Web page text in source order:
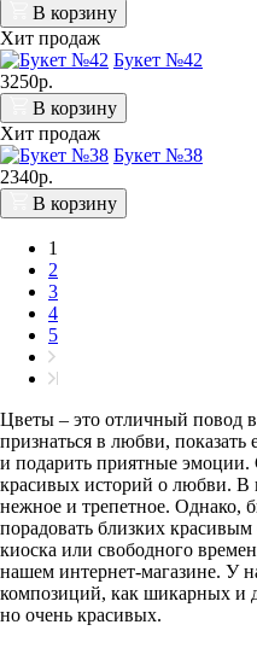
В корзину
Хит продаж
Букет №42
3250р.
В корзину
Хит продаж
Букет №38
2340р.
В корзину
1
2
3
4
5
Цветы – это отличный повод
признаться в любви, показать
и подарить приятные эмоции.
красивых историй о любви. В
нежное и трепетное. Однако,
порадовать близких
киоска или свободного
нашем интернет-магазине. У
композиций, как шикарных и
но очень красивых.